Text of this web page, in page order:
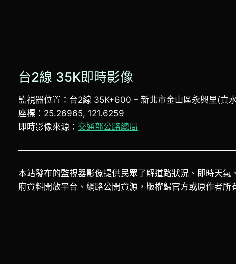
台2線 35K即時影像
監視器位置：台2線 35K+600 – 新北市金山區永興里(賁
座標：25.26965, 121.6259
即時影像來源： 交通部公路總局
本站發布的監視器影像提供民眾了解道路狀況、即時天
府資料開放平台、網路公開資源，版權歸官方或原作者所